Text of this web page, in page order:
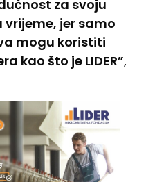
za svoju
jer samo
mogu koristiti
kao što je LIDER”,